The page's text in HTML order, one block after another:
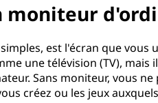
moniteur
est l'écran que
une télévision (TV),
Sans moniteur, vous
créez ou les jeux